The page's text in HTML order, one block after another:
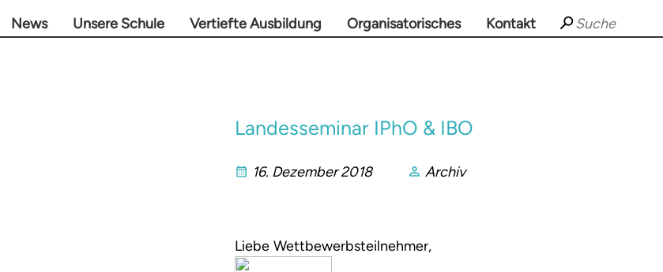
News Unsere Schule Vertiefte Ausbildung Organisatorisches Kontakt
Landesseminar IPhO & IBO
16. Dezember 2018 Archiv
Liebe Wettbewerbsteilnehmer,